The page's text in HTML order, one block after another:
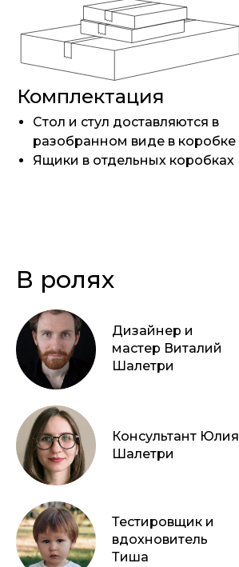
Стол и стул доставляются в
разобранном виде в коробке
Ящики в отдельных коробках
Комплектация
В ролях
Дизайнер и
мастер Виталий
Шалетри
Консультант Юлия
Шалетри
Тестировщик и
вдохновитель
Тиша